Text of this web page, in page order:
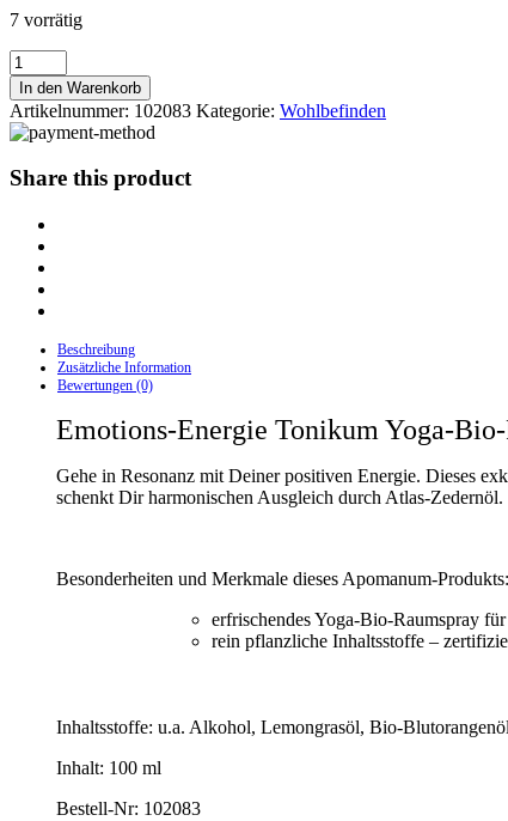
7 vorrätig
Emotions-
Energie
Tonikum
Menge
In den Warenkorb
Artikelnummer: 102083 Kategorie: Wohlbefinden
Share this product
Beschreibung
Zusätzliche Information
Bewertungen (0)
Emotions-Energie Tonikum Yoga-
Gehe in Resonanz mit Deiner positiven Energie. Dieses
schenkt Dir harmonischen Ausgleich durch Atlas-Zedernöl.
Besonderheiten und Merkmale dieses Apomanum-Produkts:
erfrischendes Yoga-Bio-Raumspray
rein pflanzliche Inhaltsstoffe –
Inhaltsstoffe: u.a. Alkohol, Lemongrasöl, Bio-
Inhalt: 100 ml
Bestell-Nr: 102083